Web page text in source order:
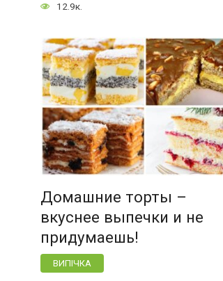
12.9к.
Домашние торты –
вкуснее выпечки и не
придумаешь!
ВИПІЧКА